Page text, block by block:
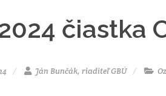
čiastka
Ján Bunčák, riaditeľ GBÚ